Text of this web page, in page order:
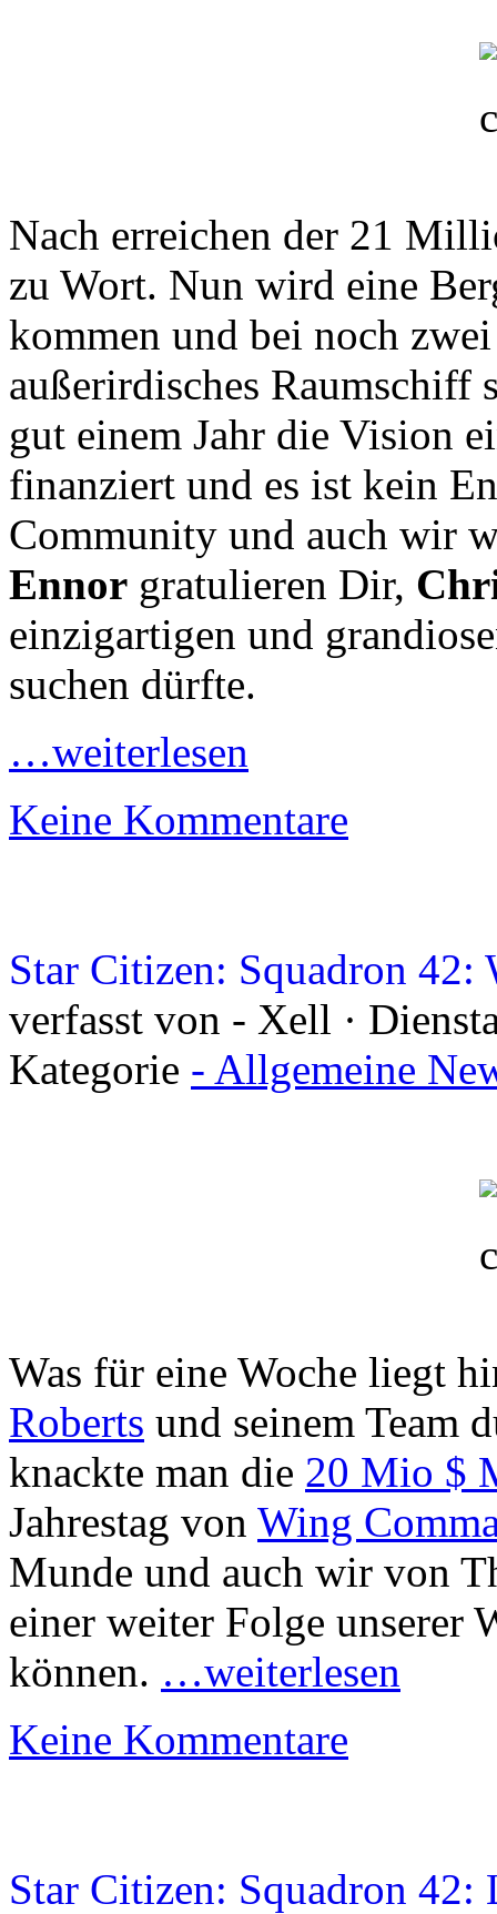
Nach erreichen der 21
zu Wort. Nun wird eine
kommen und bei noch
außerirdisches Raumschiff
gut einem Jahr die Vision
finanziert und es ist kein
Community und auch wir
Ennor gratulieren Dir,
einzigartigen und
suchen dürfte.
…weiterlesen
Keine Kommentare
Star Citizen: Squadron 42:
verfasst von - Xell ·
Kategorie - Allgemeine
Was für eine Woche liegt
Roberts und seinem Team
knackte man die 20 Mio $
Jahrestag von Wing
Munde und auch wir von
einer weiter Folge unserer
können. …weiterlesen
Keine Kommentare
Star Citizen: Squadron